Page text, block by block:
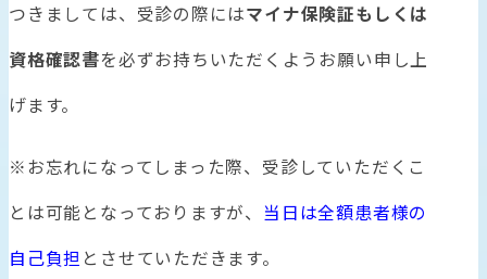
つきましては、受診の際にはマイナ保険証もしくは
資格確認書を必ずお持ちいただくようお願い申し上
げます。
※お忘れになってしまった際、受診していただくこ
とは可能となっておりますが、 当日は全額患者様の
自己負担 とさせていただきます。